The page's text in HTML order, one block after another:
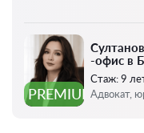
PREMIUM
-офис в
Стаж:9
Адвокат,